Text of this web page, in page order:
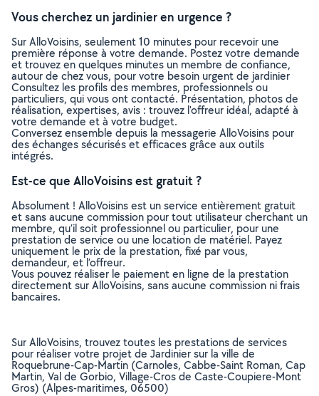
Vous cherchez un jardinier en urgence ?
Sur AlloVoisins, seulement 10 minutes pour recevoir une
première réponse à votre demande. Postez votre demande
et trouvez en quelques minutes un membre de confiance,
autour de chez vous, pour votre besoin urgent de jardinier
Consultez les profils des membres, professionnels ou
particuliers, qui vous ont contacté. Présentation, photos de
réalisation, expertises, avis : trouvez l'offreur idéal, adapté à
votre demande et à votre budget.
Conversez ensemble depuis la messagerie AlloVoisins pour
des échanges sécurisés et efficaces grâce aux outils
intégrés.
Est-ce que AlloVoisins est gratuit ?
Absolument ! AlloVoisins est un service entièrement gratuit
et sans aucune commission pour tout utilisateur cherchant un
membre, qu’il soit professionnel ou particulier, pour une
prestation de service ou une location de matériel. Payez
uniquement le prix de la prestation, fixé par vous,
demandeur, et l’offreur.
Vous pouvez réaliser le paiement en ligne de la prestation
directement sur AlloVoisins, sans aucune commission ni frais
bancaires.
Sur AlloVoisins, trouvez toutes les prestations de services
pour réaliser votre projet de Jardinier sur la ville de
Roquebrune-Cap-Martin (Carnoles, Cabbe-Saint Roman, Cap
Martin, Val de Gorbio, Village-Cros de Caste-Coupiere-Mont
Gros) (Alpes-maritimes, 06500)